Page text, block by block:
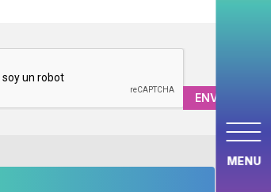
MENU